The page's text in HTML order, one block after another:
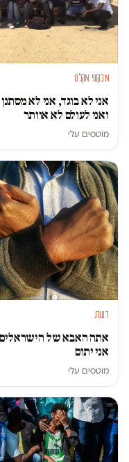
מבקשי מקלט
אני לא בוגד, אני לא מסתנן
ואני לעולם לא אוותר
מוטסים עלי
דעות
אתה האבא של
אני יתום
מוטסים עלי